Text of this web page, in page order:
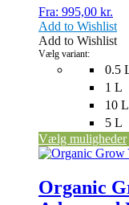
Fra: 995,00 kr.
0.5
1 L
10 L
5 L
Vælg variant:
Vælg muligheder
kan
vælges
på
varesiden
Add to Wishlist
Add to Wishlist
Organic